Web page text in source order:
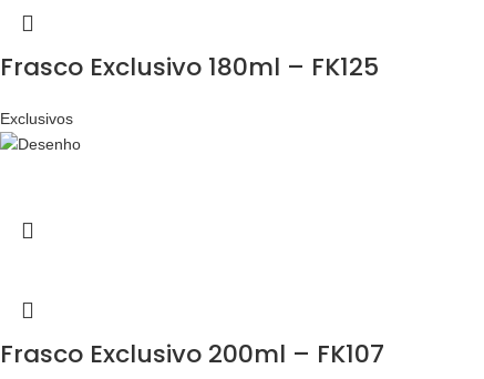
Frasco Exclusivo 180ml – FK125
Exclusivos
Frasco Exclusivo 200ml – FK107